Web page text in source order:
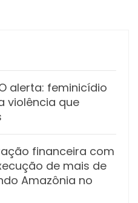
alerta: feminicídio
violência que
financeira com
de mais de
Amazônia no